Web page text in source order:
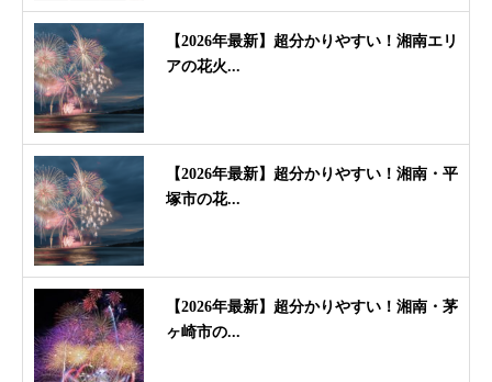
【2026年最新】超分かりやすい！湘南エリ
アの花火...
【2026年最新】超分かりやすい！湘南・平
塚市の花...
【2026年最新】超分かりやすい！湘南・茅
ヶ崎市の...